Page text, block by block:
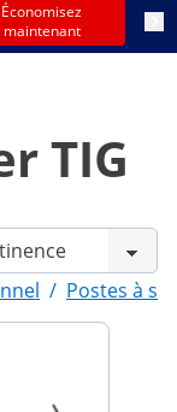
Économisez
maintenant
TIG
/ Postes à